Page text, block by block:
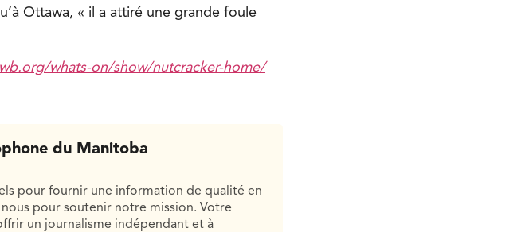
Ottawa, « il a attiré une grande foule
whats-on/show/nutcracker-home/
du Manitoba
pour fournir une information de qualité en
pour soutenir notre mission. Votre
un journalisme indépendant et à